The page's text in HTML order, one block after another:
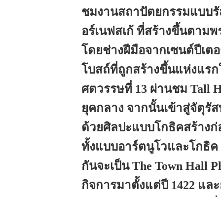
ชมงานสถาปัตยกรรมแบบ
อร์เนฟสเก้ ที่สร้างขึ้นตาม
โดยช่างฝีมือจากเซนต์ปีเต
โบสถ์ที่ถูกสร้างขึ้นแห่งแร
ศตวรรษที่ 13 ผ่านชม Tall
ยุคกลาง จากนั้นเข้าสู่จัตุรั
ด้วยศิลปะแบบโกธิคสร้าง
ทั้งแบบอาร์ตนูโวและโกธิ
กันจะเป็น The Town Hall
กิจการมาตั้งแต่ปี 1422 แล